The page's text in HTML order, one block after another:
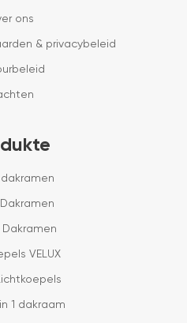
ons
& privacybeleid
dakramen
Dakramen
Dakramen
VELUX
1 dakraam